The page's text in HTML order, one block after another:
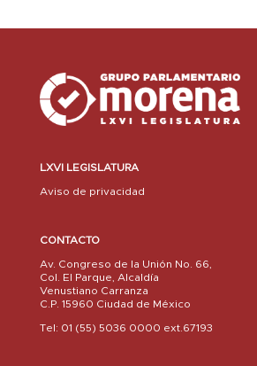
LXVI LEGISLATURA
Aviso de privacidad
CONTACTO
Av. Congreso de la Unión No. 66,
Col. El Parque, Alcaldía
Venustiano Carranza
C.P. 15960 Ciudad de México
Tel: 01 (55) 5036 0000 ext.67193